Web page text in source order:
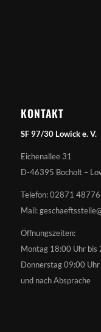
KONTAKT
SF 97/30 Lowick e. V.
Eichenallee 31
D-46395 Bocholt –
Telefon: 02871
Mail:
Öffnungszeiten:
Montag 18:00 Uhr bis
Donnerstag 09:00
und nach Absprache